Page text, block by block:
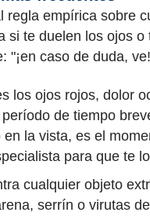
regla empírica sobre
si te duelen los ojos o
"¡en caso de duda,
los ojos rojos, dolor
de tiempo
en la vista, es el
para que te
cualquier objeto
serrín o virutas